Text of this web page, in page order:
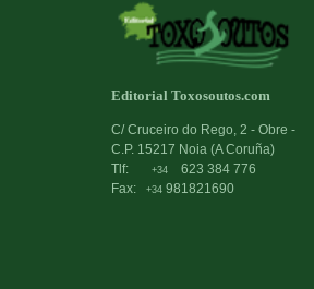
Editorial Toxosoutos.com
C/ Cruceiro do Rego, 2 - Obre -
C.P. 15217 Noia (A Coruña)
Tlf:
+34
623 384 776
Fax:
+34 981821690